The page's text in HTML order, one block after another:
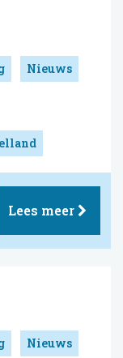
Nieuws
Lees meer
Nieuws